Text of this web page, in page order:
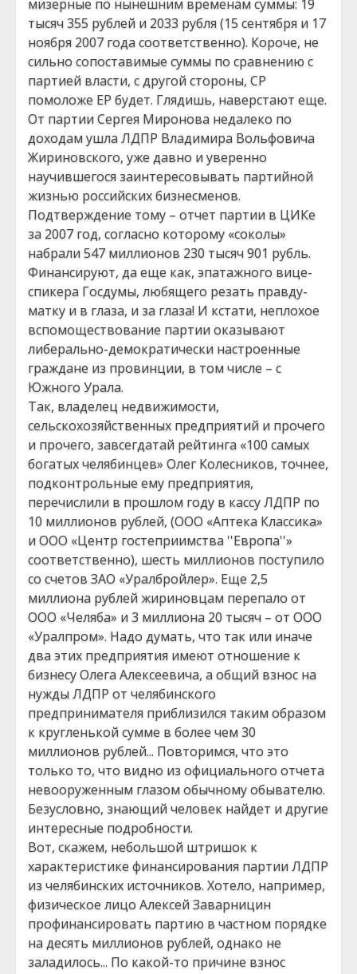
мизерные по нынешним временам суммы: 19
тысяч 355 рублей и 2033 рубля (15 сентября и 17
ноября 2007 года соответственно). Короче, не
сильно сопоставимые суммы по сравнению с
партией власти, с другой стороны, СР
помоложе ЕР будет. Глядишь, наверстают еще.
От партии Сергея Миронова недалеко по
доходам ушла ЛДПР Владимира Вольфовича
Жириновского, уже давно и уверенно
научившегося заинтересовывать партийной
жизнью российских бизнесменов.
Подтверждение тому – отчет партии в ЦИКе
за 2007 год, согласно которому «соколы»
набрали 547 миллионов 230 тысяч 901 рубль.
Финансируют, да еще как, эпатажного вице-
спикера Госдумы, любящего резать правду-
матку и в глаза, и за глаза! И кстати, неплохое
вспомоществование партии оказывают
либерально-демократически настроенные
граждане из провинции, в том числе – с
Южного Урала.
Так, владелец недвижимости,
сельскохозяйственных предприятий и прочего
и прочего, завсегдатай рейтинга «100 самых
богатых челябинцев» Олег Колесников, точнее,
подконтрольные ему предприятия,
перечислили в прошлом году в кассу ЛДПР по
10 миллионов рублей, (ООО «Аптека Классика»
и ООО «Центр гостеприимства ''Европа''»
соответственно), шесть миллионов поступило
со счетов ЗАО «Уралбройлер». Еще 2,5
миллиона рублей жириновцам перепало от
ООО «Челяба» и 3 миллиона 20 тысяч – от ООО
«Уралпром». Надо думать, что так или иначе
два этих предприятия имеют отношение к
бизнесу Олега Алексеевича, а общий взнос на
нужды ЛДПР от челябинского
предпринимателя приблизился таким образом
к кругленькой сумме в более чем 30
миллионов рублей... Повторимся, что это
только то, что видно из официального отчета
невооруженным глазом обычному обывателю.
Безусловно, знающий человек найдет и другие
интересные подробности.
Вот, скажем, небольшой штришок к
характеристике финансирования партии ЛДПР
из челябинских источников. Хотело, например,
физическое лицо Алексей Заварницин
профинансировать партию в частном порядке
на десять миллионов рублей, однако не
заладилось... По какой-то причине взнос